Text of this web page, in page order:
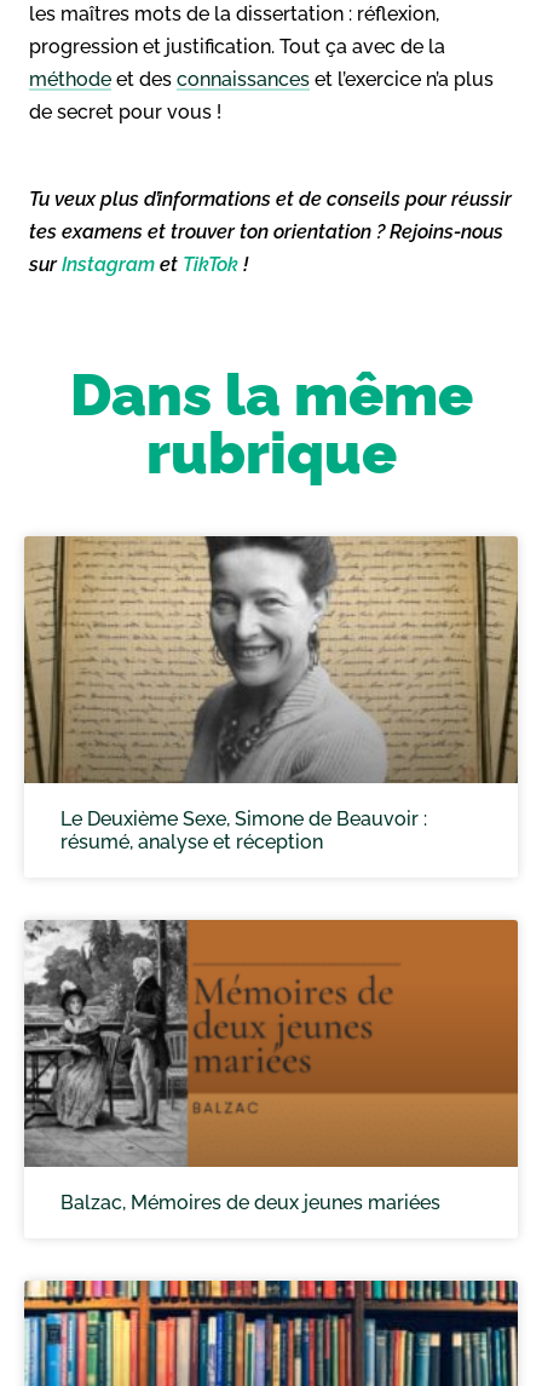
les maîtres mots de la dissertation : réflexion,
progression et justification. Tout ça avec de la
méthode et des connaissances et l’exercice n’a plus
de secret pour vous !
Tu veux plus d’informations et de conseils pour réussir
tes examens et trouver ton orientation ? Rejoins-nous
surInstagram et TikTok !
Dans la même
rubrique
Le Deuxième Sexe, Simone de Beauvoir :
résumé, analyse et réception
Balzac, Mémoires de deux jeunes mariées